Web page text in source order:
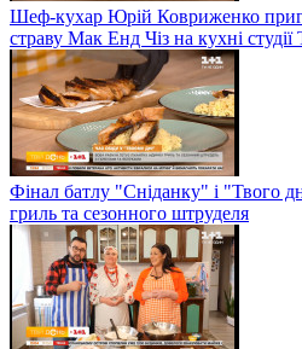
Шеф-кухар Юрій Ковриженко
страву Мак Енд Чіз на кухні студії
Фінал батлу "Сніданку" і "Твого
гриль та сезонного штруделя